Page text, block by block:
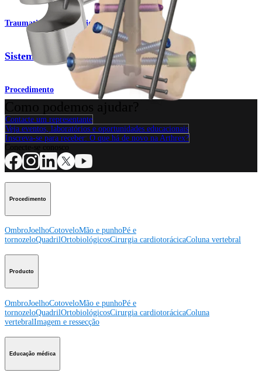
Traumatismo - Extremidades inferiores
Sistema de hastes trocantéricas
Procedimento
Contacte um representante
Veja eventos, laboratórios e oportunidades educacionais
Inscreva-se para receber: O que há de novo na Arthrex?
Procedimento
OmbroJoelhoCotoveloMão e punhoPé e
tornozeloQuadrilOrtobiológicosCirurgia cardiotorácicaColuna vertebral
Producto
OmbroJoelhoCotoveloMão e punhoPé e
tornozeloQuadrilOrtobiológicosCirurgia cardiotorácicaColuna
vertebralImagem e ressecção
Educação médica